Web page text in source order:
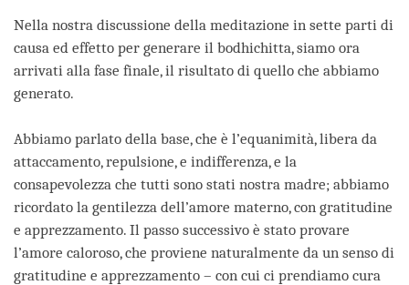
Nella nostra discussione della meditazione in sette parti di
causa ed effetto per generare il bodhichitta, siamo ora
arrivati alla fase finale, il risultato di quello che abbiamo
generato.
Abbiamo parlato della base, che è l’equanimità, libera da
attaccamento, repulsione, e indifferenza, e la
consapevolezza che tutti sono stati nostra madre; abbiamo
ricordato la gentilezza dell’amore materno, con gratitudine
e apprezzamento. Il passo successivo è stato provare
l’amore caloroso, che proviene naturalmente da un senso di
gratitudine e apprezzamento – con cui ci prendiamo cura